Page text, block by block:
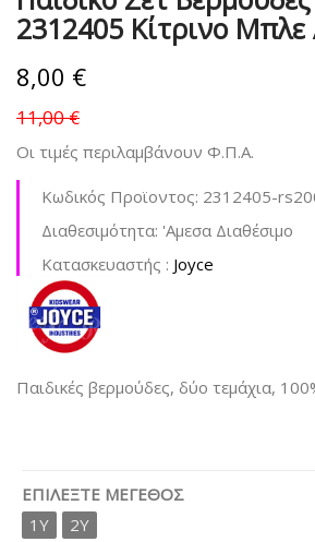
2312405 Κίτρινο Μπλε
8,00 €
11,00 €
Οι τιμές περιλαμβάνουν Φ.Π.Α.
Κωδικός Προϊοντος: 2312405-
Διαθεσιμότητα: 'Aμεσα Διαθέσιμο
Kατασκευαστής : Joyce
Παιδικές βερμούδες, δύο τεμάχια,
ΕΠΙΛΈΞΤΕ ΜΈΓΕΘΟΣ
1Y
2Y